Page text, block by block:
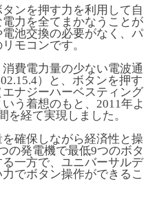
タンを押す力を利用して自
力を全てまかなうことが
池交換の必要がなく、パ
モコンです。
費電力量の少ない電波通
）と、ボタンを押す
ナジーハーベスティング
う着想のもと、2011年よ
を経て実現しました。
確保しながら経済性と操
の発電機で最低9つのボタ
一方で、ユニバーサルデ
でボタン操作ができるこ